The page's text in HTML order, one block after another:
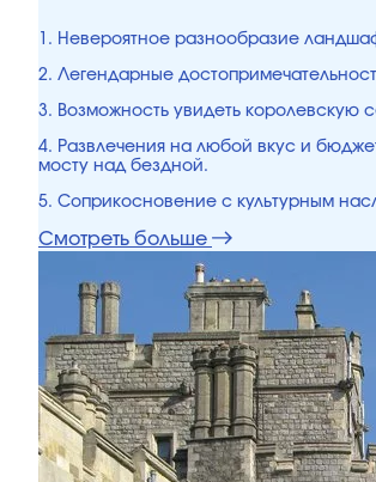
1. Невероятное разнообразие
2. Легендарные
3. Возможность увидеть королевскую
4. Развлечения на любой вкус и
мосту над бездной.
5. Соприкосновение с культурным
Смотреть больше